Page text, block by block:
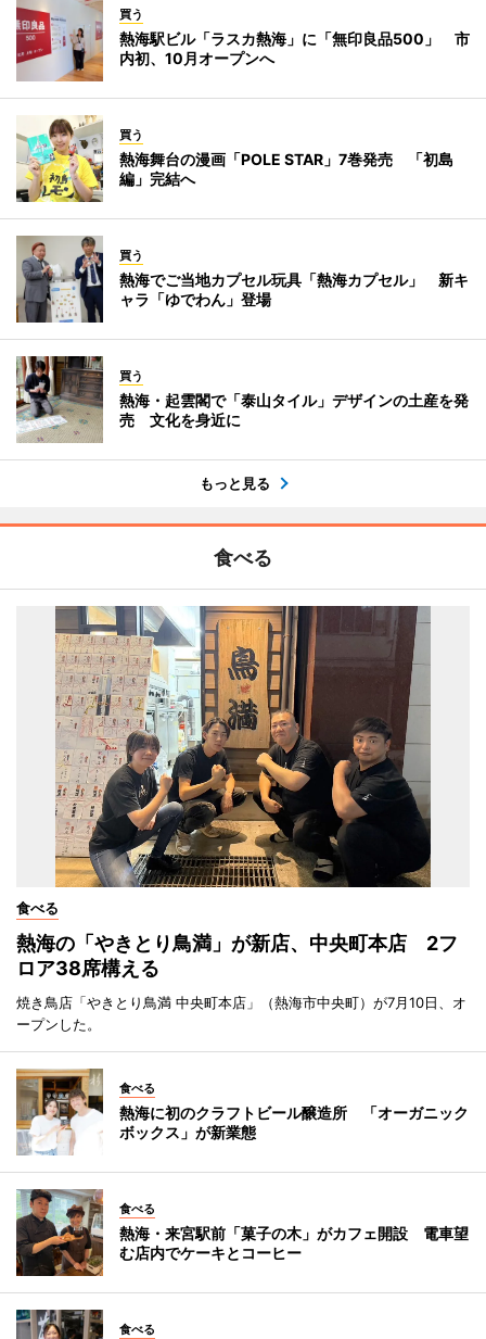
買う
熱海駅ビル「ラスカ熱海」に「無印良品500」 市
内初、10月オープンへ
買う
熱海舞台の漫画「POLE STAR」7巻発売 「初島
編」完結へ
買う
熱海でご当地カプセル玩具「熱海カプセル」 新キ
ャラ「ゆでわん」登場
買う
熱海・起雲閣で「泰山タイル」デザインの土産を発
売 文化を身近に
もっと見る
食べる
食べる
熱海の「やきとり鳥満」が新店、中央町本店 2フ
ロア38席構える
焼き鳥店「やきとり鳥満 中央町本店」（熱海市中央町）が7月10日、オ
ープンした。
食べる
熱海に初のクラフトビール醸造所 「オーガニック
ボックス」が新業態
食べる
熱海・来宮駅前「菓子の木」がカフェ開設 電車望
む店内でケーキとコーヒー
食べる